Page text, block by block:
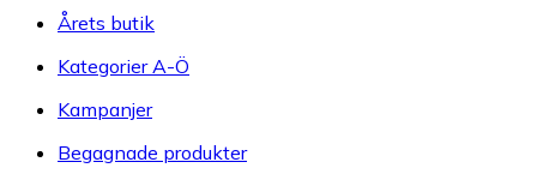
Årets butik
Kategorier A-Ö
Kampanjer
Begagnade produkter